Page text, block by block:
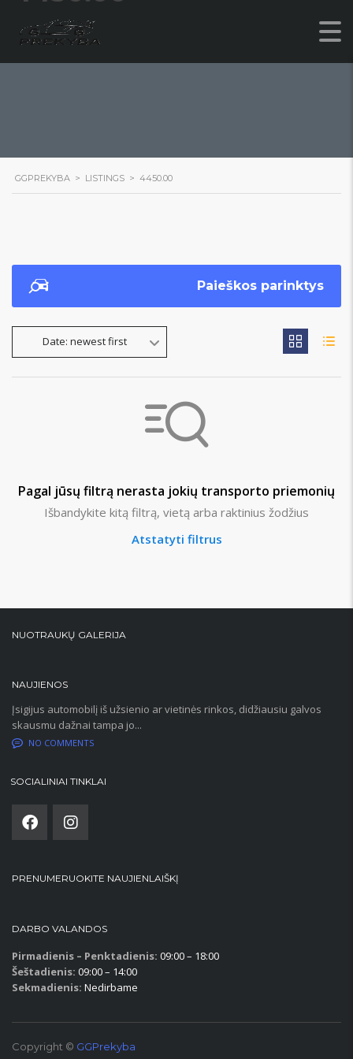
GGPREKYBA > LISTINGS > 4450.00
Paieškos parinktys
Date: newest first
Pagal jūsų filtrą nerasta jokių transporto priemonių
Išbandykite kitą filtrą, vietą arba raktinius žodžius
Atstatyti filtrus
NUOTRAUKŲ GALERIJA
NAUJIENOS
Įsigijus automobilį iš užsienio ar vietinės rinkos, didžiausiu galvos
skausmu dažnai tampa jo...
NO COMMENTS
SOCIALINIAI TINKLAI
PRENUMERUOKITE NAUJIENLAIŠKĮ
DARBO VALANDOS
Pirmadienis – Penktadienis: 09:00 – 18:00
Šeštadienis: 09:00 – 14:00
Sekmadienis: Nedirbame
Copyright © GGPrekyba